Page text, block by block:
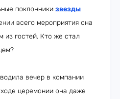
поклонники звезды
всего мероприятия она
из гостей. Кто же стал
вечер в компании
церемонии она даже